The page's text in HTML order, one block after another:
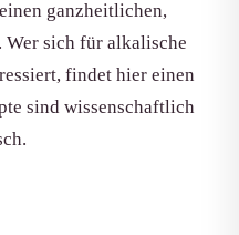
ganzheitlichen,
Wer sich für alkalische
findet hier einen
sind wissenschaftlich